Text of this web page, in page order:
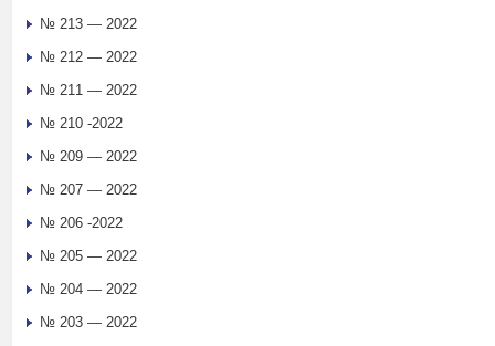
№ 213 — 2022
№ 212 — 2022
№ 211 — 2022
№ 210 -2022
№ 209 — 2022
№ 207 — 2022
№ 206 -2022
№ 205 — 2022
№ 204 — 2022
№ 203 — 2022